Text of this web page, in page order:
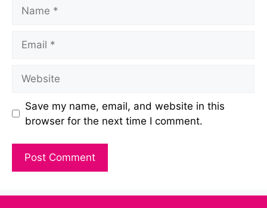
Save my name, email, and website in this
browser for the next time I comment.